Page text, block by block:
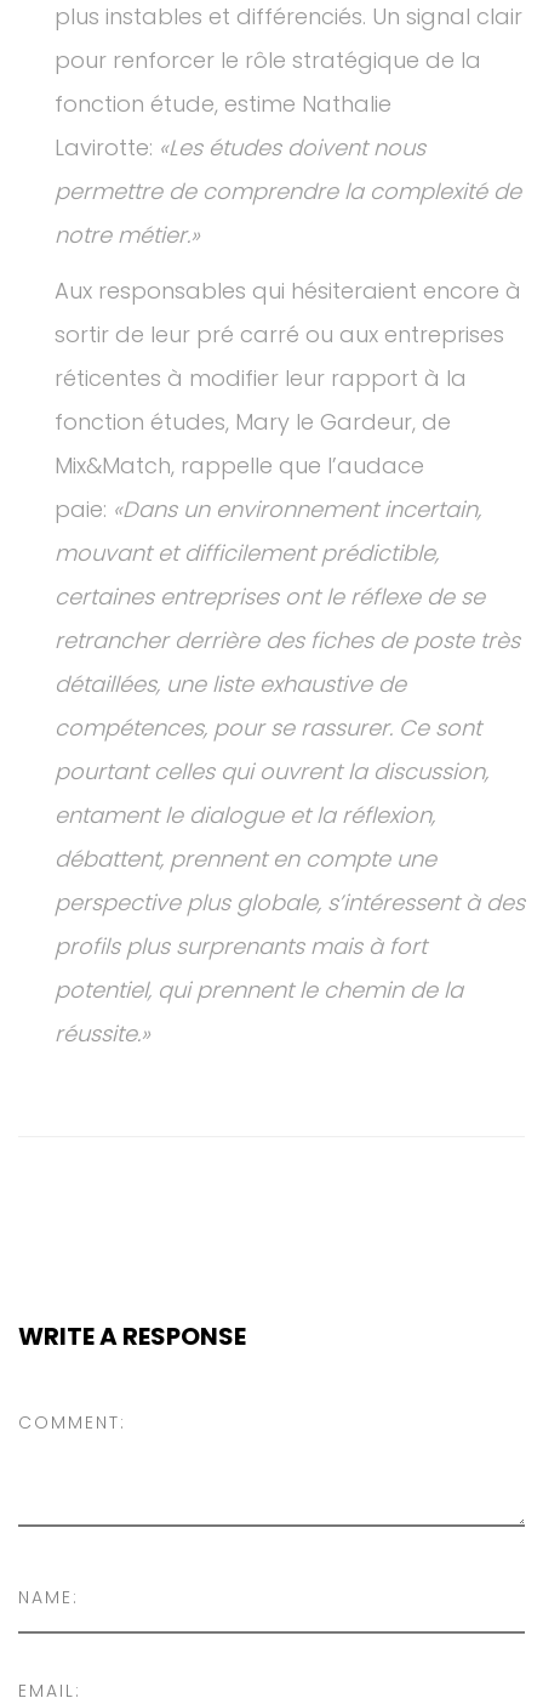
plus instables et différenciés. Un signal clair
pour renforcer le rôle stratégique de la
fonction étude, estime Nathalie
Lavirotte: «Les études doivent nous
permettre de comprendre la complexité de
notre métier.»
Aux responsables qui hésiteraient encore à
sortir de leur pré carré ou aux entreprises
réticentes à modifier leur rapport à la
fonction études, Mary le Gardeur, de
Mix&Match, rappelle que l’audace
paie: «Dans un environnement incertain,
mouvant et difficilement prédictible,
certaines entreprises ont le réflexe de se
retrancher derrière des fiches de poste très
détaillées, une liste exhaustive de
compétences, pour se rassurer. Ce sont
pourtant celles qui ouvrent la discussion,
entament le dialogue et la réflexion,
débattent, prennent en compte une
perspective plus globale, s’intéressent à des
profils plus surprenants mais à fort
potentiel, qui prennent le chemin de la
réussite.»
WRITE A RESPONSE